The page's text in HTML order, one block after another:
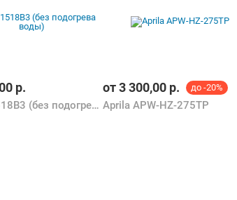
р.
Aprila K-1518B3 (без подогрева воды)
от3 300,00 р. до -20%
Aprila APW-HZ-275TP